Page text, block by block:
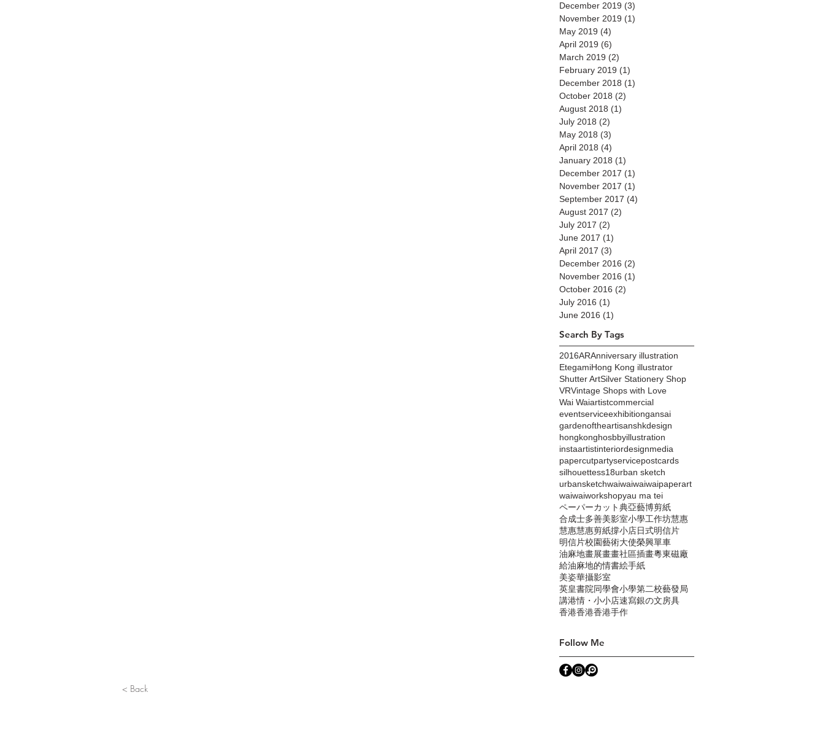
December 2019 (3)
November 2019 (1)
May 2019 (4)
April 2019 (6)
March 2019 (2)
February 2019 (1)
December 2018 (1)
October 2018 (2)
August 2018 (1)
July 2018 (2)
May 2018 (3)
April 2018 (4)
January 2018 (1)
December 2017 (1)
November 2017 (1)
September 2017 (4)
August 2017 (2)
July 2017 (2)
June 2017 (1)
April 2017 (3)
December 2016 (2)
November 2016 (1)
October 2016 (2)
July 2016 (1)
June 2016 (1)
Search By Tags
2016ARAnniversary illustration
EtegamiHong Kong illustrator
Shutter ArtSilver Stationery Shop
VRVintage Shops with Love
Wai Waiartistcommercial
eventserviceexhibitiongansai
gardenoftheartisanshkdesign
hongkonghosbbyillustration
instaartistinteriordesignmedia
papercutpartyservicepostcards‬
silhouettess18urban sketch
urbansketchwaiwaiwaiwaipaperart
waiwai‬workshopyau ma tei
ペーパーカット典亞藝博剪紙
合成士多善美影室小學工作坊慧惠
慧惠‬慧惠剪紙撐小店日式明信片
明信片校園藝術大使榮興單車
油麻地畫展畫畫社區插畫粵東磁廠
給油麻地的情書絵手紙
美姿華攝影室
英皇書院同學會小學第二校藝發局
講港情・小小店速寫銀の文房具
香港香港‬香港手作
Follow Me
< Back